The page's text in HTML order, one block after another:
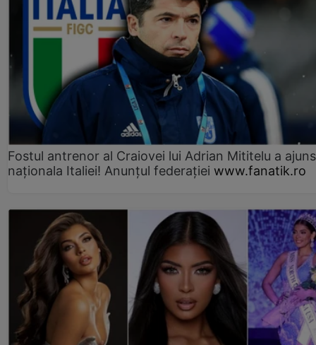
Fostul antrenor al Craiovei lui Adrian Mititelu a
naționala Italiei! Anunțul federației www.fanatik.ro